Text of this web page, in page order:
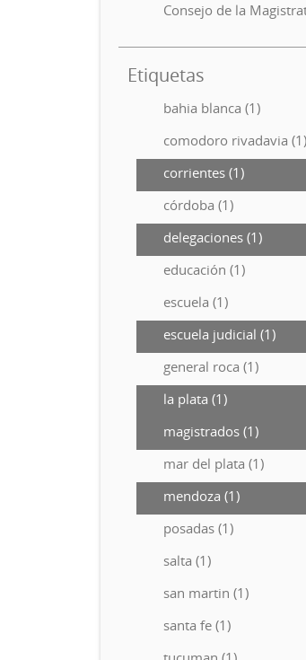
Consejo de la
Etiquetas
bahia blanca (1)
comodoro rivadavia (1)
corrientes (1)
córdoba (1)
delegaciones (1)
educación (1)
escuela (1)
escuela judicial (1)
general roca (1)
la plata (1)
magistrados (1)
mar del plata (1)
mendoza (1)
posadas (1)
salta (1)
san martin (1)
santa fe (1)